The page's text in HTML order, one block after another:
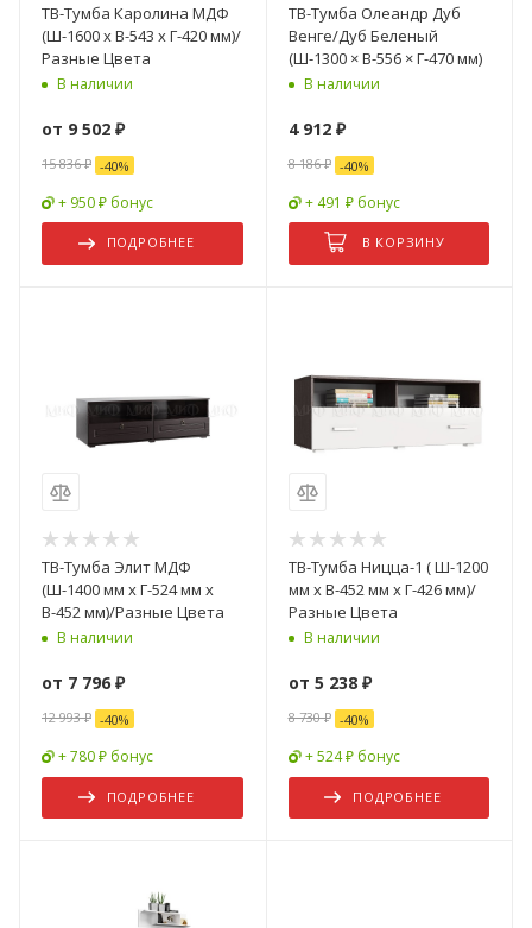
ТВ-Тумба Каролина МДФ
(Ш-1600 х В-543 х Г-420 мм)/
Разные Цвета
В наличии
от 9 502 ₽
15 836 ₽ -40%
+ 950 ₽ бонус
ПОДРОБНЕЕ
ТВ-Тумба Олеандр Дуб
Венге/Дуб Беленый
(Ш-1300 × В-556 × Г-470 мм)
В наличии
4 912₽
8 186₽ -40%
+ 491 ₽ бонус
В КОРЗИНУ
ТВ-Тумба Элит МДФ
(Ш-1400 мм x Г-524 мм х
В-452 мм)/Разные Цвета
В наличии
от 7 796 ₽
12 993 ₽ -40%
+ 780 ₽ бонус
ПОДРОБНЕЕ
ТВ-Тумба Ницца-1 ( Ш-1200
мм x В-452 мм x Г-426 мм)/
Разные Цвета
В наличии
от 5 238 ₽
8 730 ₽ -40%
+ 524 ₽ бонус
ПОДРОБНЕЕ